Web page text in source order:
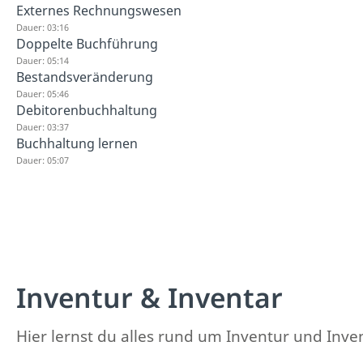
Externes Rechnungswesen
Dauer: 03:16
Doppelte Buchführung
Dauer: 05:14
Bestandsveränderung
Dauer: 05:46
Debitorenbuchhaltung
Dauer: 03:37
Buchhaltung lernen
Dauer: 05:07
Inventur & Inventar
Hier lernst du alles rund um Inventur und